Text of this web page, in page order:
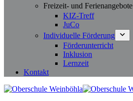
Freizeit- und Ferienangebote
KIZ-Treff
JuCo
Individuelle Förderung
Förderunterricht
Inklusion
Lernzeit
Kontakt